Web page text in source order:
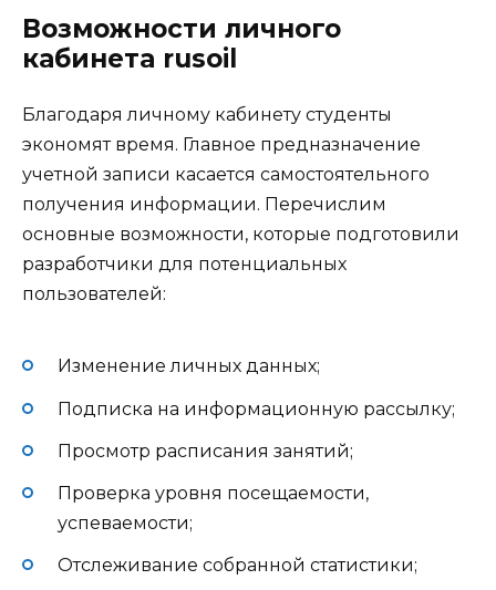
Возможности личного
кабинета rusoil
Благодаря личному кабинету студенты
экономят время. Главное предназначение
учетной записи касается самостоятельного
получения информации. Перечислим
основные возможности, которые подготовили
разработчики для потенциальных
пользователей:
Изменение личных данных;
Подписка на информационную рассылку;
Просмотр расписания занятий;
Проверка уровня посещаемости,
успеваемости;
Отслеживание собранной статистики;